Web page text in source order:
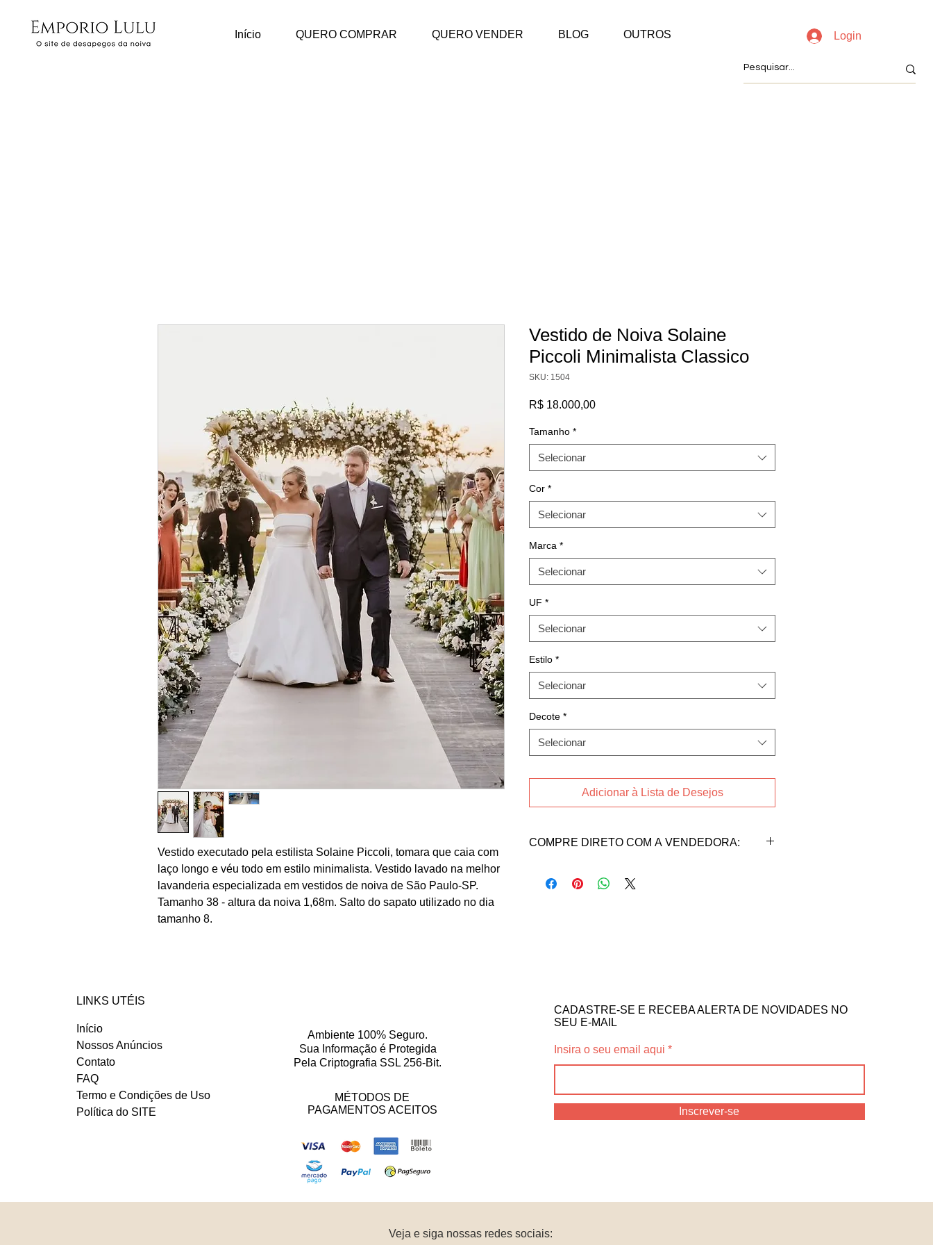
Início QUERO COMPRAR QUERO VENDER BLOG OUTROS Login
Vestido executado pela estilista Solaine Piccoli, tomara que caia com
laço longo e véu todo em estilo minimalista. Vestido lavado na melhor
lavanderia especializada em vestidos de noiva de São Paulo-SP.
Tamanho 38 - altura da noiva 1,68m. Salto do sapato utilizado no dia
tamanho 8.
Vestido de Noiva Solaine
Piccoli Minimalista Classico
SKU: 1504
R$ 18.000,00Preço
Tamanho *
Selecionar
Cor *
Selecionar
Marca *
Selecionar
UF *
Selecionar
Estilo *
Selecionar
Decote *
Selecionar
Adicionar à Lista de Desejos
COMPRE DIRETO COM A VENDEDORA:
Oliveira ou no contato abaixo:
LINKS UTÉIS
Início
Nossos Anúncios
Contato
FAQ
Termo e Condições de Uso
Política do SITE
Ambiente 100% Seguro.
Sua Informação é Protegida
Pela Criptografia SSL 256-Bit.
MÉTODOS DE
PAGAMENTOS ACEITOS
CADASTRE-SE E RECEBA ALERTA DE NOVIDADES NO
SEU E-MAIL
Insira o seu email aqui
Inscrever-se
Veja e siga nossas redes sociais: